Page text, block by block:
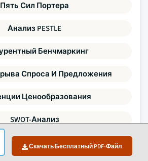
Скачать Бесплатный PDF-Файл
Пять Сил Портера
Анализ PESTLE
Бенчмаркинг
Спроса И Предложения
Ценообразования
SWOT-Анализ
В Области СииП